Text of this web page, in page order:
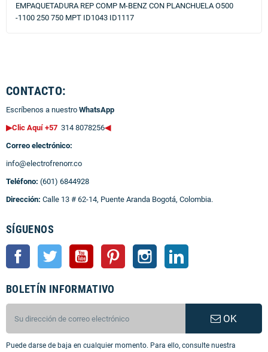
EMPAQUETADURA REP COMP M-BENZ CON PLANCHUELA O500
-1100 250 750 MPT ID1043 ID1117
CONTACTO:
Escríbenos a nuestro WhatsApp
▶Clic Aquí +57 314 8078256◀
Correo electrónico:
info@electrofrenorr.co
Teléfono: (601) 6844928
Dirección: Calle 13 # 62-14, Puente Aranda Bogotá, Colombia.
SÍGUENOS
Facebook Twitter YouTube Pinterest Instagram
BOLETÍN INFORMATIVO
OK
Puede darse de baja en cualquier momento. Para ello, consulte nuestra